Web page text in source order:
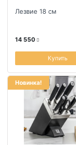
Лезвие 18 см
14 550
Купить
Новинка!